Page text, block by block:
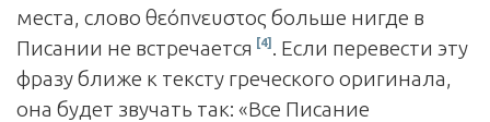
места, слово θεόπνευστος больше нигде в
Писании не встречается [4] . Если перевести эту
фразу ближе к тексту греческого оригинала,
она будет звучать так: «Все Писание